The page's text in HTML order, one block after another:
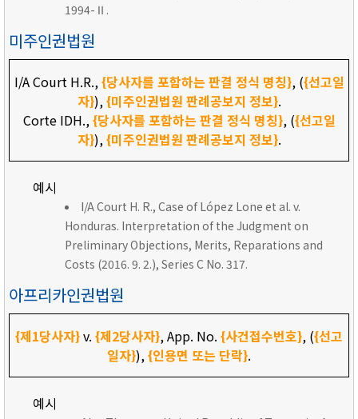
1994-Ⅱ.
미주인권법원
I/A Court H.R.,{당사자를 포함하는 판결 정식 명칭}, ({선고일
자}),{미주인권법원 판례공보지 정보}.
Corte IDH.,{당사자를 포함하는 판결 정식 명칭}, ({선고일
자}),{미주인권법원 판례공보지 정보}.
예시
I/A Court H. R., Case of López Lone et al. v.
Honduras. Interpretation of the Judgment on
Preliminary Objections, Merits, Reparations and
Costs (2016. 9. 2.), Series C No. 317.
아프리카인권법원
{제1당사자}v. {제2당사자}, App. No. {사건접수번호}, ({선고
일자}),{인용면 또는 단락}.
예시